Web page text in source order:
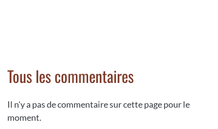
Tous les commentaires
Il n'y a pas de commentaire sur cette page pour le
moment.